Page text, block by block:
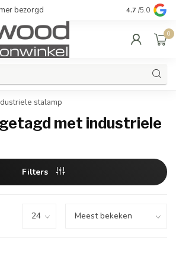
bezorgd Kwaliteit &
4.7 /5.0
0
stalamp
met industriele
Filters